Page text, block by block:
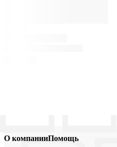
О компанииПомощь